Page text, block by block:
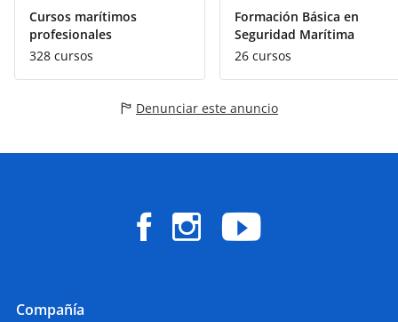
Cursos marítimos
profesionales
328 cursos
Formación Básica en
Seguridad Marítima
26 cursos
Denunciar este anuncio
Compañía